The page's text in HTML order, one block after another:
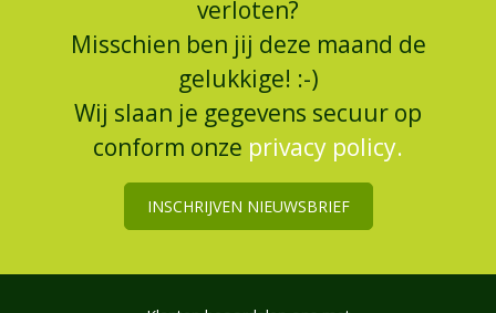
verloten?
Misschien ben jij deze maand de
gelukkige! :-)
Wij slaan je gegevens secuur op
conform onze privacy policy.
INSCHRIJVEN NIEUWSBRIEF